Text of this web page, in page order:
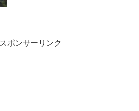
スポンサーリンク